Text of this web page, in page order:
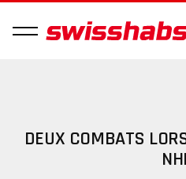
DEUX COMBATS